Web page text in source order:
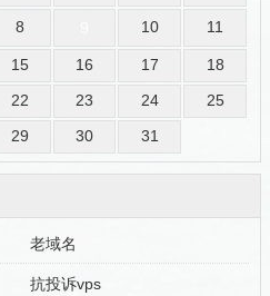
8 10 11
15 16 17
18
22 23 24
25
29 30 31
老域名
抗投诉vps